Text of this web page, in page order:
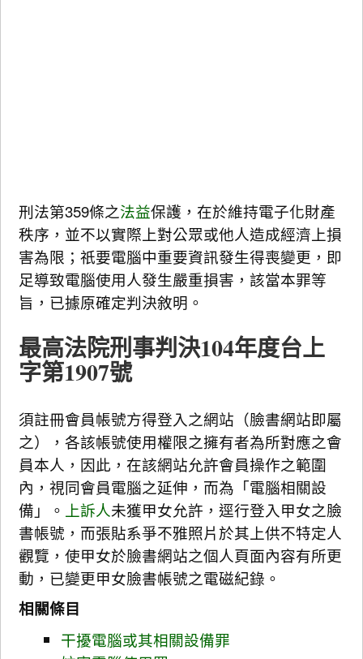
刑法第359條之法益保護，在於維持電子化財產
秩序，並不以實際上對公眾或他人造成經濟上損
害為限；祇要電腦中重要資訊發生得喪變更，即
足導致電腦使用人發生嚴重損害，該當本罪等
旨，已據原確定判決敘明。
最高法院刑事判決104年度台上
字第1907號
須註冊會員帳號方得登入之網站（臉書網站即屬
之），各該帳號使用權限之擁有者為所對應之會
員本人，因此，在該網站允許會員操作之範圍
內，視同會員電腦之延伸，而為「電腦相關設
備」。 上訴人未獲甲女允許，逕行登入甲女之臉
書帳號，而張貼系爭不雅照片於其上供不特定人
觀覽，使甲女於臉書網站之個人頁面內容有所更
動，已變更甲女臉書帳號之電磁紀錄。
相關條目
干擾電腦或其相關設備罪